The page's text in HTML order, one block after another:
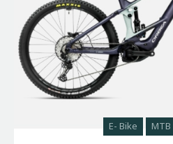
E- Bike MTB